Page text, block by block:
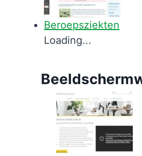
Beroepsziekten
Loading...